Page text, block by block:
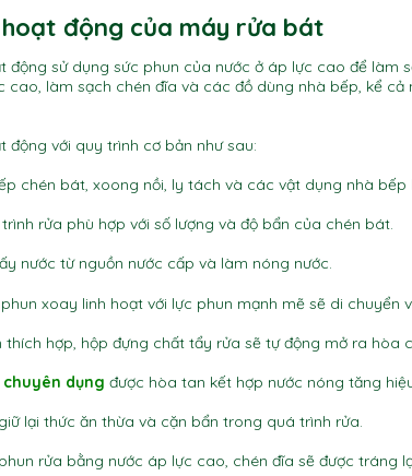
hoạt động của máy rửa bát
động sử dụng sức phun của nước ở áp lực cao để làm
cao, làm sạch chén đĩa và các đồ dùng nhà bếp, kể
động với quy trình cơ bản như sau:
chén bát, xoong nồi, ly tách và các vật dụng nhà bếp
rửa phù hợp với số lượng và độ bẩn của chén bát.
nước từ nguồn nước cấp và làm nóng nước.
xoay linh hoạt với lực phun mạnh mẽ sẽ di chuyển
thích hợp, hộp đựng chất tẩy rửa sẽ tự động mở ra hòa
dụng được hòa tan kết hợp nước nóng tăng
lại thức ăn thừa và cặn bẩn trong quá trình rửa.
rửa bằng nước áp lực cao, chén đĩa sẽ được